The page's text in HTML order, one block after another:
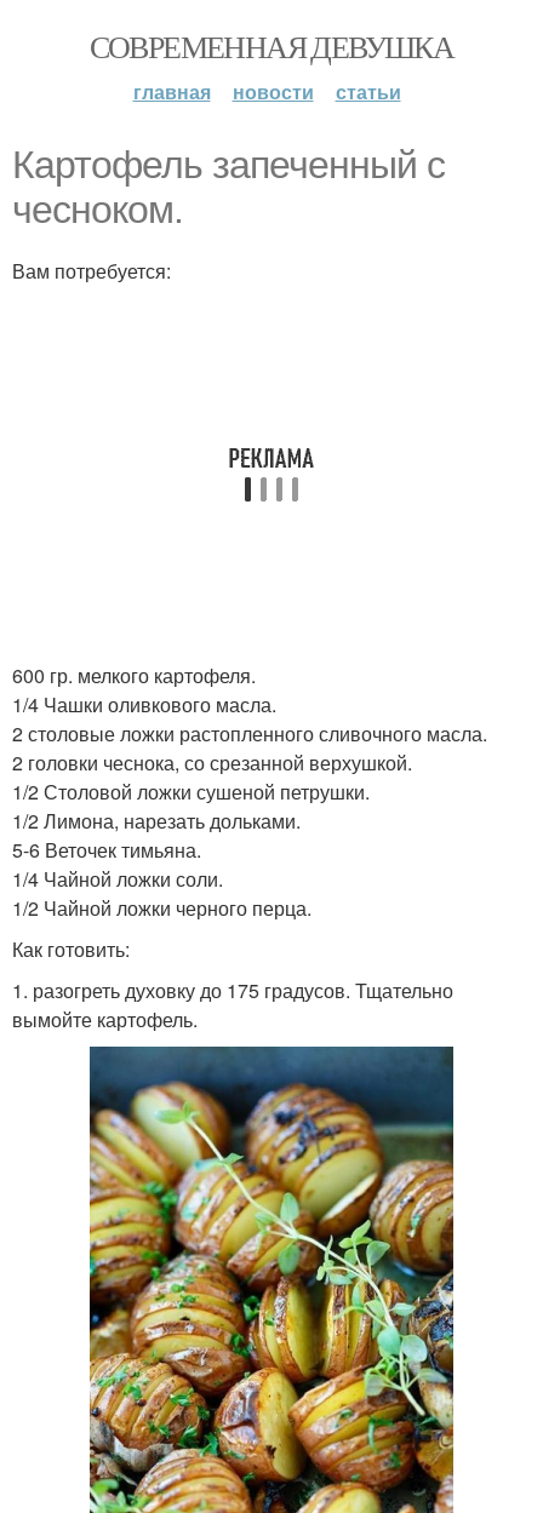
СОВРЕМЕННАЯ ДЕВУШКА
главная новости статьи
Картофель запеченный с
чесноком.
Вам потребуется:
600 гр. мелкого картофеля.
1/4 Чашки оливкового масла.
2 столовые ложки растопленного сливочного масла.
2 головки чеснока, со срезанной верхушкой.
1/2 Столовой ложки сушеной петрушки.
1/2 Лимона, нарезать дольками.
5-6 Веточек тимьяна.
1/4 Чайной ложки соли.
1/2 Чайной ложки черного перца.
Как готовить:
1. разогреть духовку до 175 градусов. Тщательно
вымойте картофель.